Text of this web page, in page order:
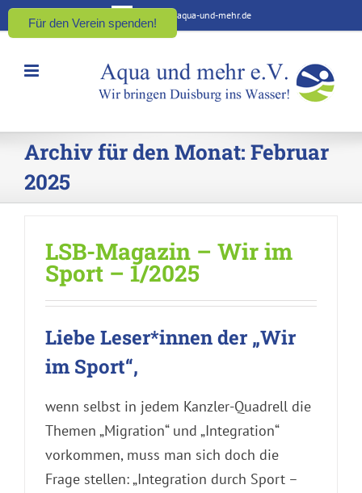
Zum
Inhalt
kontakt@aqua-und-mehr.de
Archiv für den Monat: Februar
2025
LSB-Magazin – Wir im
Sport – 1/2025
Liebe Leser*innen der „Wir
im Sport“,
wenn selbst in jedem Kanzler-Quadrell die
Themen „Migration“ und „Integration“
vorkommen, muss man sich doch die
Frage stellen: „Integration durch Sport –
Für den Verein spenden!